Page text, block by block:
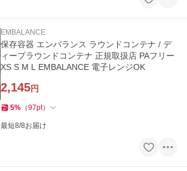
EMBALANCE
保存容器 エンバランス ラウンドコンテナ / デ
ィープラウンドコンテナ 正規取扱店 PAフリー
XS S M L EMBALANCE 電子レンジOK
2,145円
5% （97pt）
最短8/8お届け